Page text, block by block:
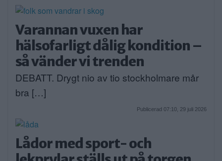
Varannan vuxen har
hälsofarligt dålig kondition –
så vänder vi trenden
DEBATT. Drygt nio av tio stockholmare mår
bra […]
Publicerad 07:10, 29 juli 2026
Lådor med sport- och